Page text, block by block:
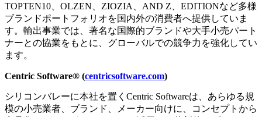
TOPTEN10、OLZEN、ZIOZIA、AND Z、EDITIONなど多様
ブランドポートフォリオを国内外の消費者へ提供していま
す。輸出事業では、著名な国際的ブランドや大手小売パート
ナーとの協業をもとに、グローバルでの競争力を強化してい
ます。
Centric Software® (centricsoftware.com)
シリコンバレーに本社を置くCentric Softwareは、あらゆる規
模の小売業者、ブランド、メーカー向けに、コンセプトから